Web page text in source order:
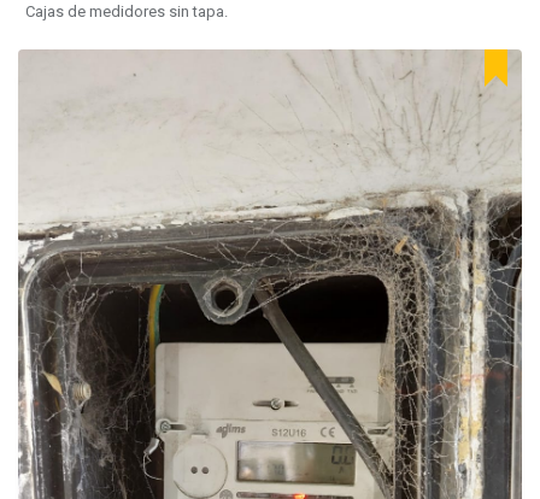
Cajas de medidores sin tapa.